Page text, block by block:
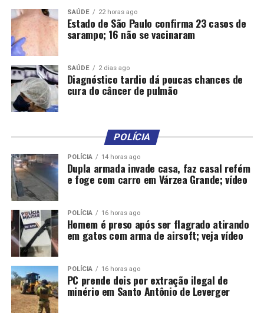
Comentários
RELATED TOPICS: CIDADES DÁ DAS
DESTAQUE
OBRAS
ORDEM PARA PREFEITURA
SERVIÇO
VÁRZEA VARZEAGRANDE
VÁRZEAGRANDENSE
VÁRZEAGRANDENSES
VG
UP NEXT
Várzea Grande realiza panfletagem para
conscientização no Dia Mundial Contra o Trabalho
Infantil
DON'T MISS
Várzea Grande realiza 1º Festival de Flores e Plantas
com abertura especial no Dia dos Namorados
SAÚDE 22 horas ago
Estado de São Paulo confirma 23 casos de
sarampo; 16 não se vacinaram
SAÚDE 2 dias ago
Diagnóstico tardio dá poucas chances de
cura do câncer de pulmão
POLÍCIA
POLÍCIA 14 horas ago
Dupla armada invade casa, faz casal refém
e foge com carro em Várzea Grande; vídeo
POLÍCIA 16 horas ago
Homem é preso após ser flagrado atirando
em gatos com arma de airsoft; veja vídeo
POLÍCIA 16 horas ago
PC prende dois por extração ilegal de
minério em Santo Antônio de Leverger